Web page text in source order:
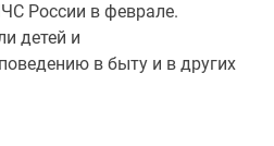
России в феврале.
детей и
в быту и в других